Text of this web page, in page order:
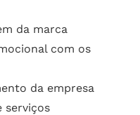
da marca
com os
da empresa
serviços